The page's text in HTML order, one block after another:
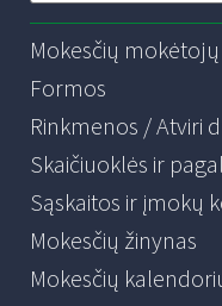
Mokesčių
Formos
Rinkmenos / Atviri
Skaičiuoklės ir
Sąskaitos ir įmokų
Mokesčių žinynas
Mokesčių